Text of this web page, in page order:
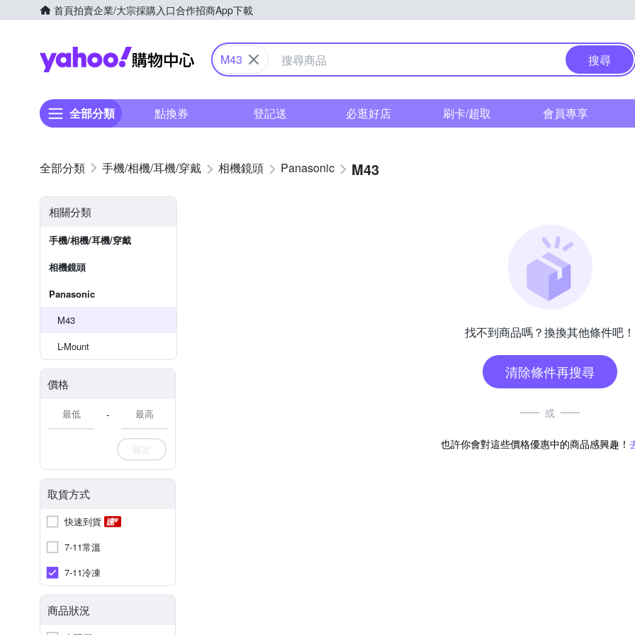
首頁拍賣企業/大宗採購入口合作招商App下載
Yahoo購物中心
M43 搜尋
全部分類 點換券 登記送 必逛好店 刷卡/超取 會員專享
手機/相機/耳機/穿戴 相機鏡頭 Panasonic M43
相關分類
手機/相機/耳機/穿戴
相機鏡頭
Panasonic
M43
L-Mount
價格
-
確定
取貨方式
快速到貨
7-11常溫
7-11冷凍
商品狀況
找不到商品嗎？換換其他條件吧！
清除條件再搜尋
或
也許你會對這些價格優惠中的商品感興趣！